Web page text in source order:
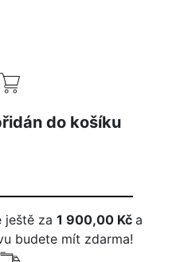
do košíku
ještě za1 900,00 Kča
budete mít zdarma!